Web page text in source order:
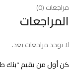
مراجعات (0)
المراجعات
لا توجد مراجعات بعد.
كن أول من يقيم “بنك